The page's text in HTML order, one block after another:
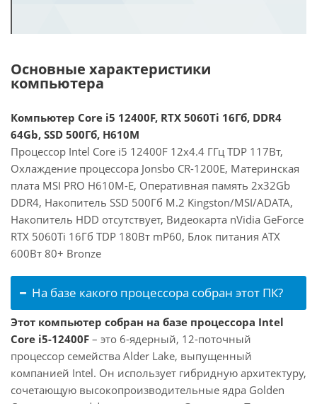
Основные характеристики
компьютера
Компьютер Core i5 12400F, RTX 5060Ti 16Гб, DDR4
64Gb, SSD 500Гб, H610M
Процессор Intel Core i5 12400F 12x4.4 ГГц TDP 117Вт,
Охлаждение процессора Jonsbo CR-1200E, Материнская
плата MSI PRO H610M-E, Оперативная память 2x32Gb
DDR4, Накопитель SSD 500Гб M.2 Kingston/MSI/ADATA,
Накопитель HDD отсутствует, Видеокарта nVidia GeForce
RTX 5060Ti 16Гб TDP 180Вт mP60, Блок питания ATX
600Вт 80+ Bronze
На базе какого процессора собран этот ПК?
Этот компьютер собран на базе процессора Intel
Core i5-12400F – это 6-ядерный, 12-поточный
процессор семейства Alder Lake, выпущенный
компанией Intel. Он использует гибридную архитектуру,
сочетающую высокопроизводительные ядра Golden